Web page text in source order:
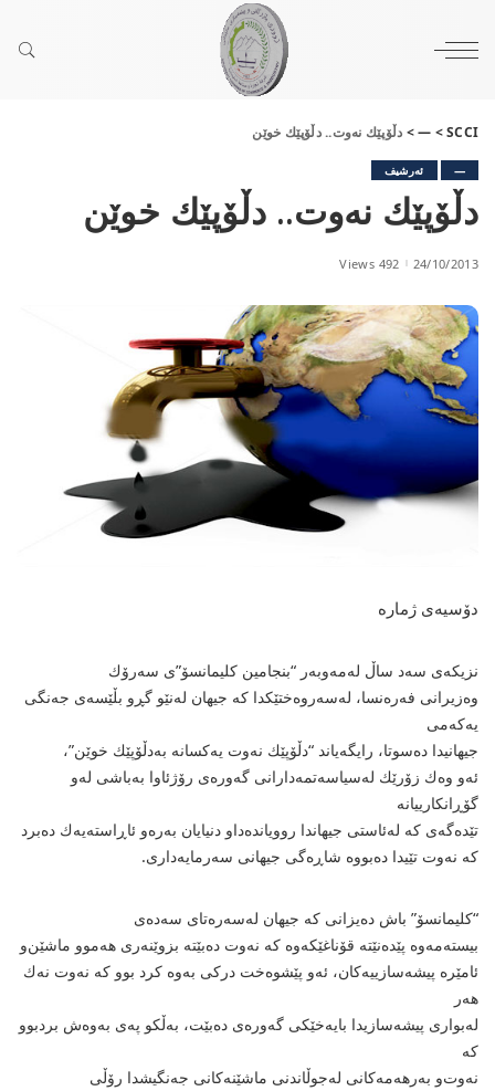
SCCI
>
—
> دڵۆپێك نه‌وت.. دڵۆپێك خوێن
— ئەرشیف
دڵۆپێك نه‌وت.. دڵۆپێك خوێن
24/10/2013
492 Views
دۆسیه‌ی ژماره‌
نزیكه‌ی سه‌د ساڵ له‌مه‌وبه‌ر “بنجامین كلیمانسۆ”ی سه‌رۆك
وه‌زیرانی فه‌ره‌نسا، له‌سه‌روه‌ختێكدا كه‌ جیهان له‌نێو گڕو بڵێسه‌ی جه‌نگی
یه‌كه‌می
جیهانیدا ده‌سوتا، رایگه‌یاند “دڵۆپێك نه‌وت یه‌كسانه‌ به‌دڵۆپێك خوێن”،
ئه‌و وه‌ك زۆرێك له‌سیاسه‌تمه‌دارانی گه‌وره‌ی رۆژئاوا به‌باشی له‌و
گۆڕانكارییانه‌
تێده‌گه‌ی كه‌ له‌ئاستی جیهاندا روویانده‌دا‌و دنیایان به‌ره‌و ئاڕاسته‌یه‌ك ده‌برد
كه‌ نه‌وت تێیدا ده‌بووه‌ شاڕه‌گی جیهانی سه‌رمایه‌داری.
“كلیمانسۆ” باش ده‌یزانی كه‌ جیهان له‌سه‌ره‌تای سه‌ده‌ی
بیسته‌مه‌وه‌ پێده‌نێته‌ قۆناغێكه‌وه‌ كه‌ نه‌وت ده‌بێته‌ بزوێنه‌ری هه‌موو ماشێن‌و
ئامێره‌ پیشه‌سازییه‌كان، ئه‌و پێشوه‌خت دركی به‌وه‌ كرد بوو كه‌ نه‌وت نه‌ك
هه‌ر
له‌بواری پیشه‌سازیدا بایه‌خێكی گه‌وره‌ی ده‌بێت، به‌ڵكو په‌ی به‌وه‌ش بردبوو
كه‌
نه‌وت‌و به‌رهه‌مه‌كانی له‌جوڵاندنی ماشێنه‌كانی جه‌نگیشدا رۆڵی